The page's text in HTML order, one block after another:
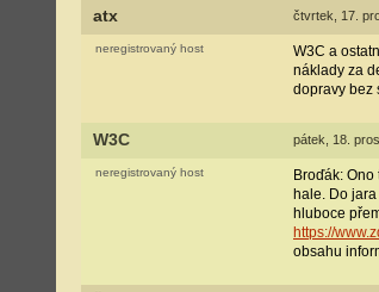
atx čtvrtek, 17.
neregistrovaný host
W3C a
náklady za
dopravy bez
W3C pátek, 18.
neregistrovaný host
Broďák:
hale. Do
hluboce
https://
obsahu